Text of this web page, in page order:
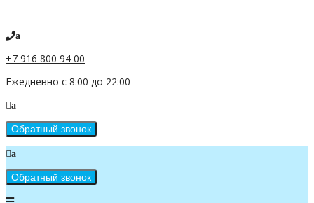
a
+7 916 800 94 00
Ежедневно с 8:00 до 22:00
a
a